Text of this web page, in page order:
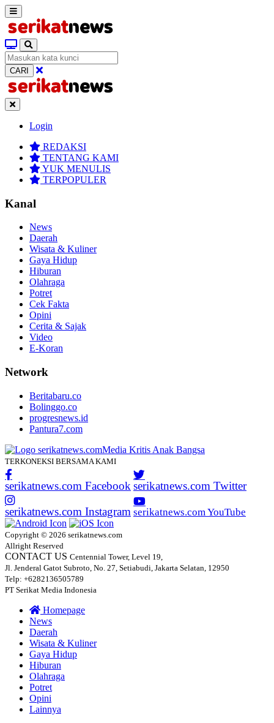
CARI
Login
REDAKSI
TENTANG KAMI
YUK MENULIS
TERPOPULER
Kanal
News
Daerah
Wisata & Kuliner
Gaya Hidup
Hiburan
Olahraga
Potret
Cek Fakta
Opini
Cerita & Sajak
Video
E-Koran
Network
Beritabaru.co
Bolinggo.co
progresnews.id
Pantura7.com
TERKONEKSI BERSAMA KAMI
serikatnews.com Facebook serikatnews.com Twitter
serikatnews.com Instagram serikatnews.com YouTube
Copyright © 2026 serikatnews.com
Allright Reserved
CONTACT US Centennial Tower, Level 19,
Jl. Jenderal Gatot Subroto, No. 27, Setiabudi, Jakarta Selatan, 12950
Telp: +6282136505789
PT Serikat Media Indonesia
Homepage
News
Daerah
Wisata & Kuliner
Gaya Hidup
Hiburan
Olahraga
Potret
Opini
Lainnya